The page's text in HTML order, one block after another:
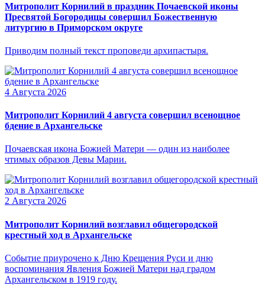
Митрополит Корнилий в праздник Почаевской иконы
Пресвятой Богородицы совершил Божественную
литургию в Приморском округе
Приводим полный текст проповеди архипастыря.
4 Августа 2026
Митрополит Корнилий 4 августа совершил всенощное
бдение в Архангельске
Почаевская икона Божией Матери — один из наиболее
чтимых образов Девы Марии.
2 Августа 2026
Митрополит Корнилий возглавил общегородской
крестный ход в Архангельске
Событие приурочено к Дню Крещения Руси и дню
воспоминания Явления Божией Матери над градом
Архангельском в 1919 году.